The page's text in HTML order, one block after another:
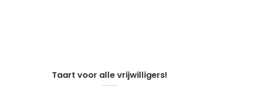
Taart voor alle vrijwilligers!